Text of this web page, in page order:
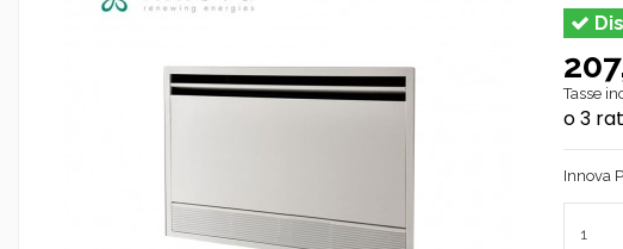
Tasse
Innova